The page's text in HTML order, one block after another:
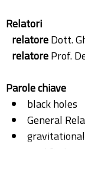
Relatori
relatoreDott.
relatoreProf.
Parole chiave
black holes
General
modified